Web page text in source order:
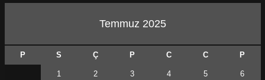
Temmuz 2025
P S Ç P C C P
1 2 3 4 5 6